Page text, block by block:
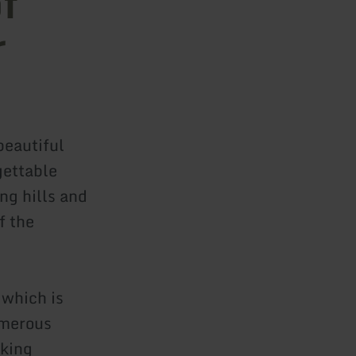
hills and
the
is